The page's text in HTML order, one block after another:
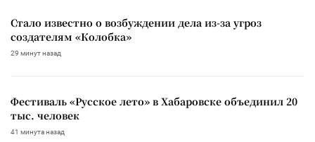
Стало известно о возбуждении дела из-за угроз
создателям «Колобка»
29 минут назад
Фестиваль «Русское лето» в Хабаровске объединил 20
тыс. человек
41 минута назад